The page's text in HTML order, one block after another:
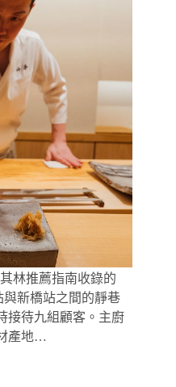
林推薦指南收錄的
與新橋站之間的靜巷
接待九組顧客。主廚
產地…